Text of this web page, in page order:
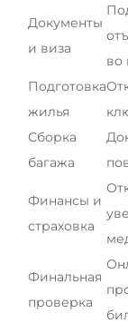
Документы
и виза
во
Подготовка
жилья
Сборка
багажа
Финансы и
страховка
Финальная
проверка